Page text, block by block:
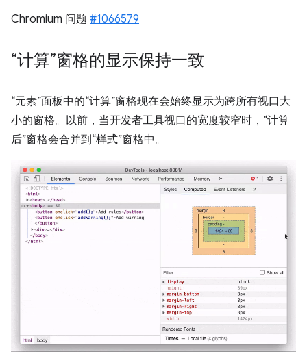
Chromium 问题 #1066579
“计算”窗格的显示保持一致
“元素”面板中的“计算”窗格现在会始终显示为跨所有视口大
小的窗格。以前，当开发者工具视口的宽度较窄时，“计算
后”窗格会合并到“样式”窗格中。